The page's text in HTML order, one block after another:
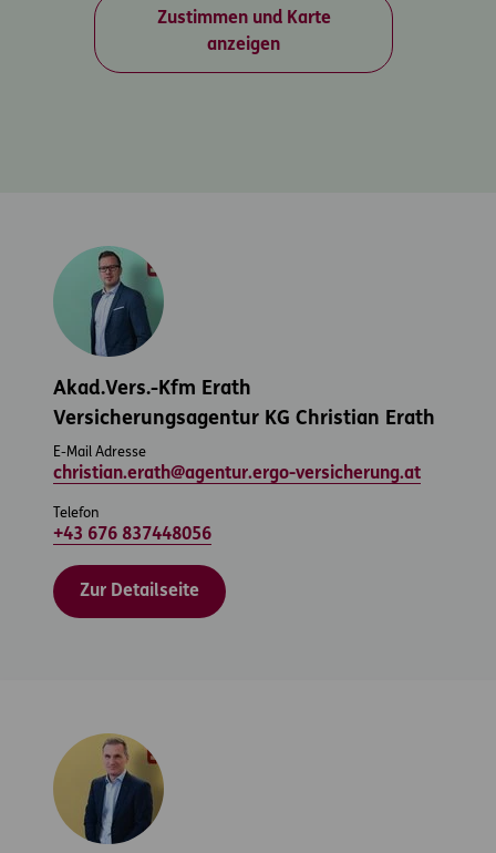
Akad.Vers.-Kfm Erath
Versicherungsagentur KG Christian Erath
E-Mail Adresse
christian.erath@agentur.ergo-versicherung.at
Telefon
+43 676 837448056
Zur Detailseite
Zustimmen und Karte
anzeigen